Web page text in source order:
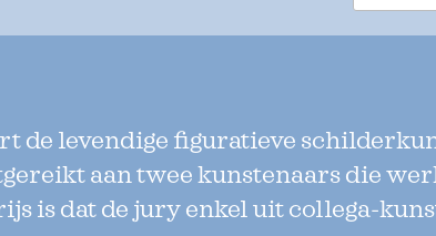
de levendige figuratieve
aan twee kunstenaars die
is dat de jury enkel uit collega-